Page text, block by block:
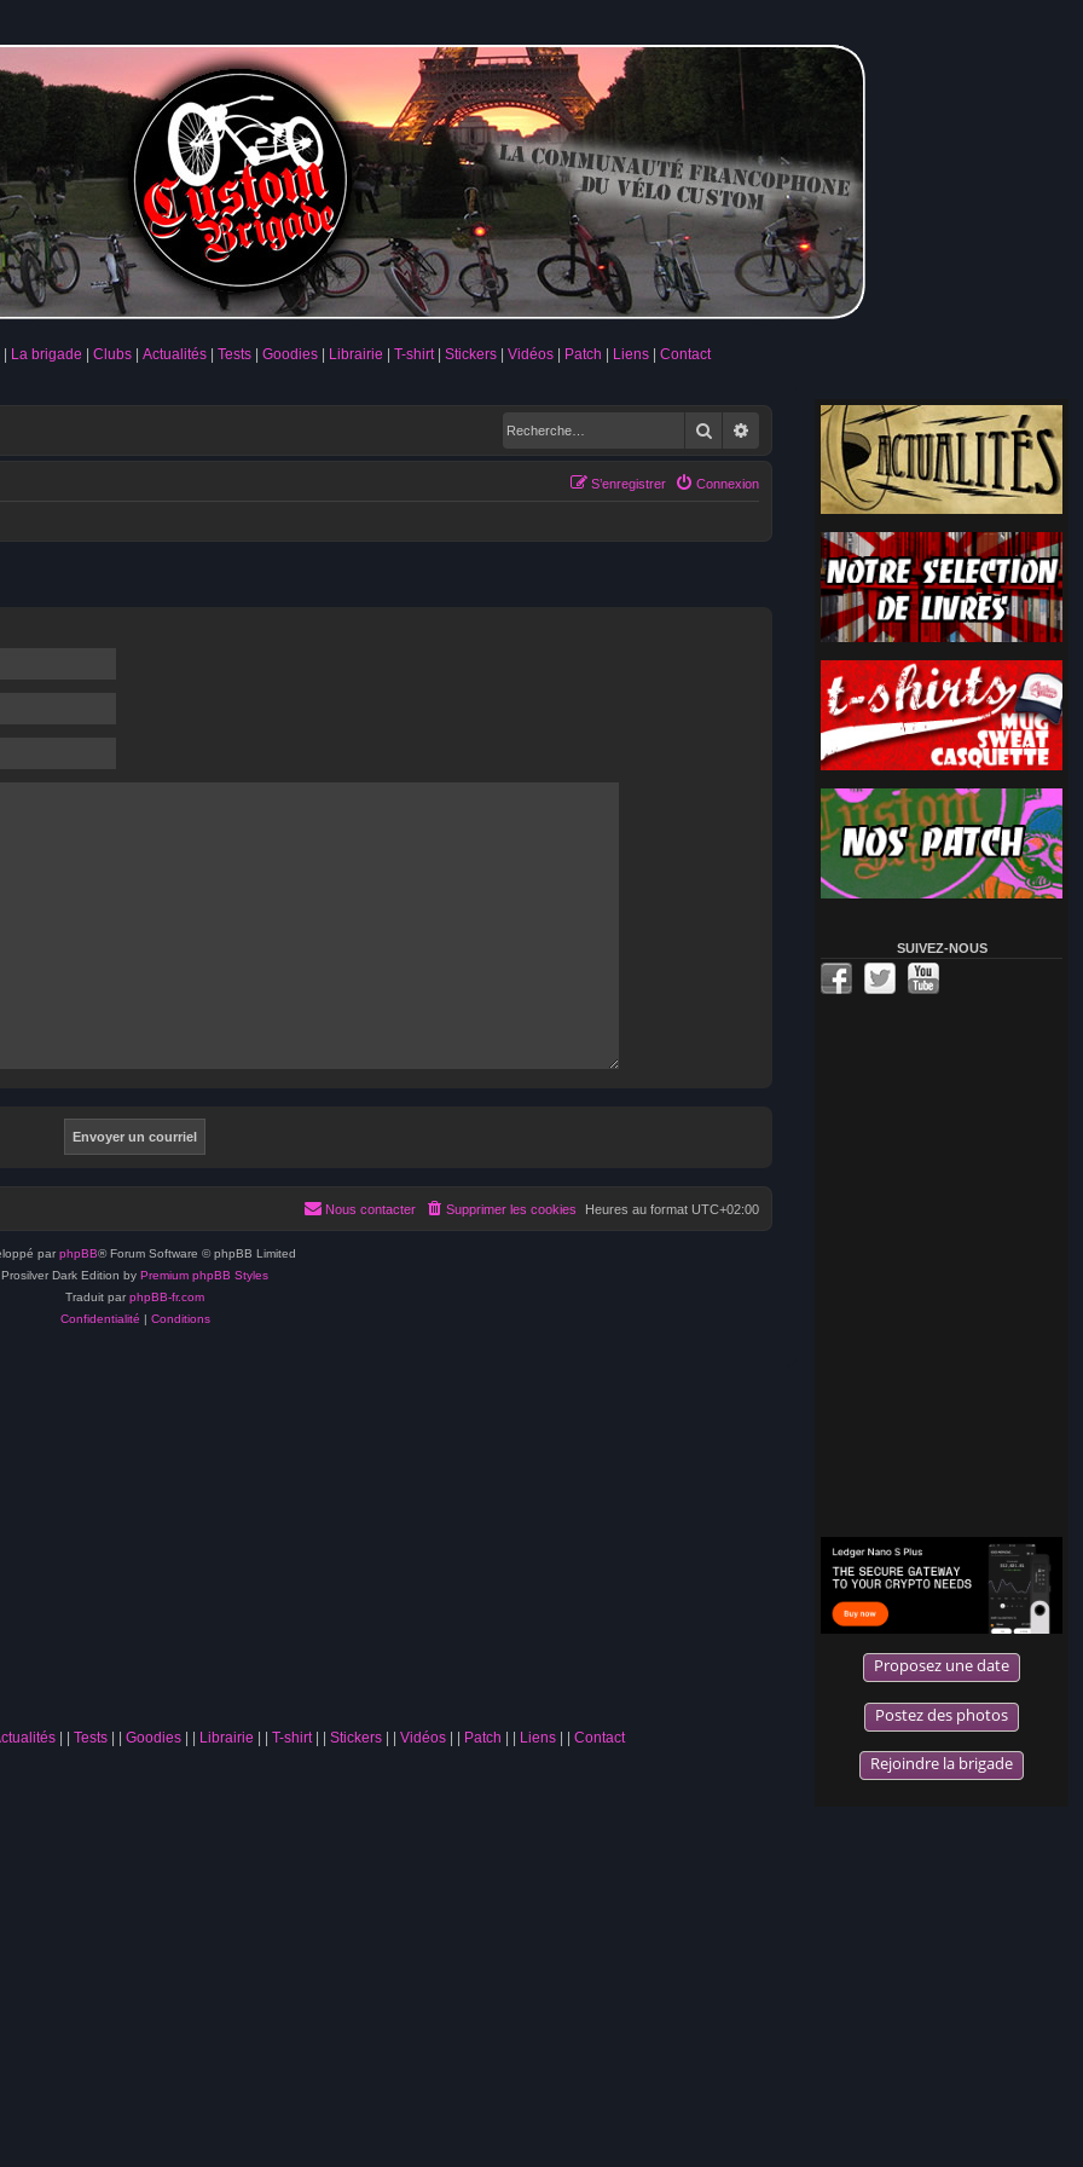
La brigade Clubs Actualités Tests Goodies Librairie T-shirt Stickers Vidéos Patch Liens Contact
SUIVEZ-NOUS
Proposez une date
Postez des photos
Rejoindre la brigade
RechercherRecherche avancée
Connexion
S’enregistrer
Heures au format UTC+02:00
Supprimer les cookies
Nous contacter
par phpBB® Forum Software © phpBB Limited
Prosilver Dark Edition by Premium phpBB Styles
Traduit par phpBB-fr.com
Confidentialité | Conditions
Tests Goodies Librairie T-shirt| Stickers Vidéos Patch Liens Contact